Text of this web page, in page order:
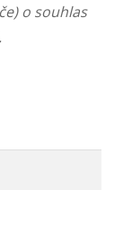
o souhlas